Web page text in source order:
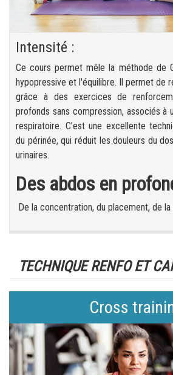
Intensité :
Ce cours permet mêle la méthode de
hypopressive et l'équilibre. Il permet de
grâce à des exercices de
profonds sans compression, associés à
respiratoire. C’est une excellente
du périnée, qui réduit les douleurs du
urinaires.
Des abdos en
De la concentration, du placement, de la
TECHNIQUE RENFO ET
Cross